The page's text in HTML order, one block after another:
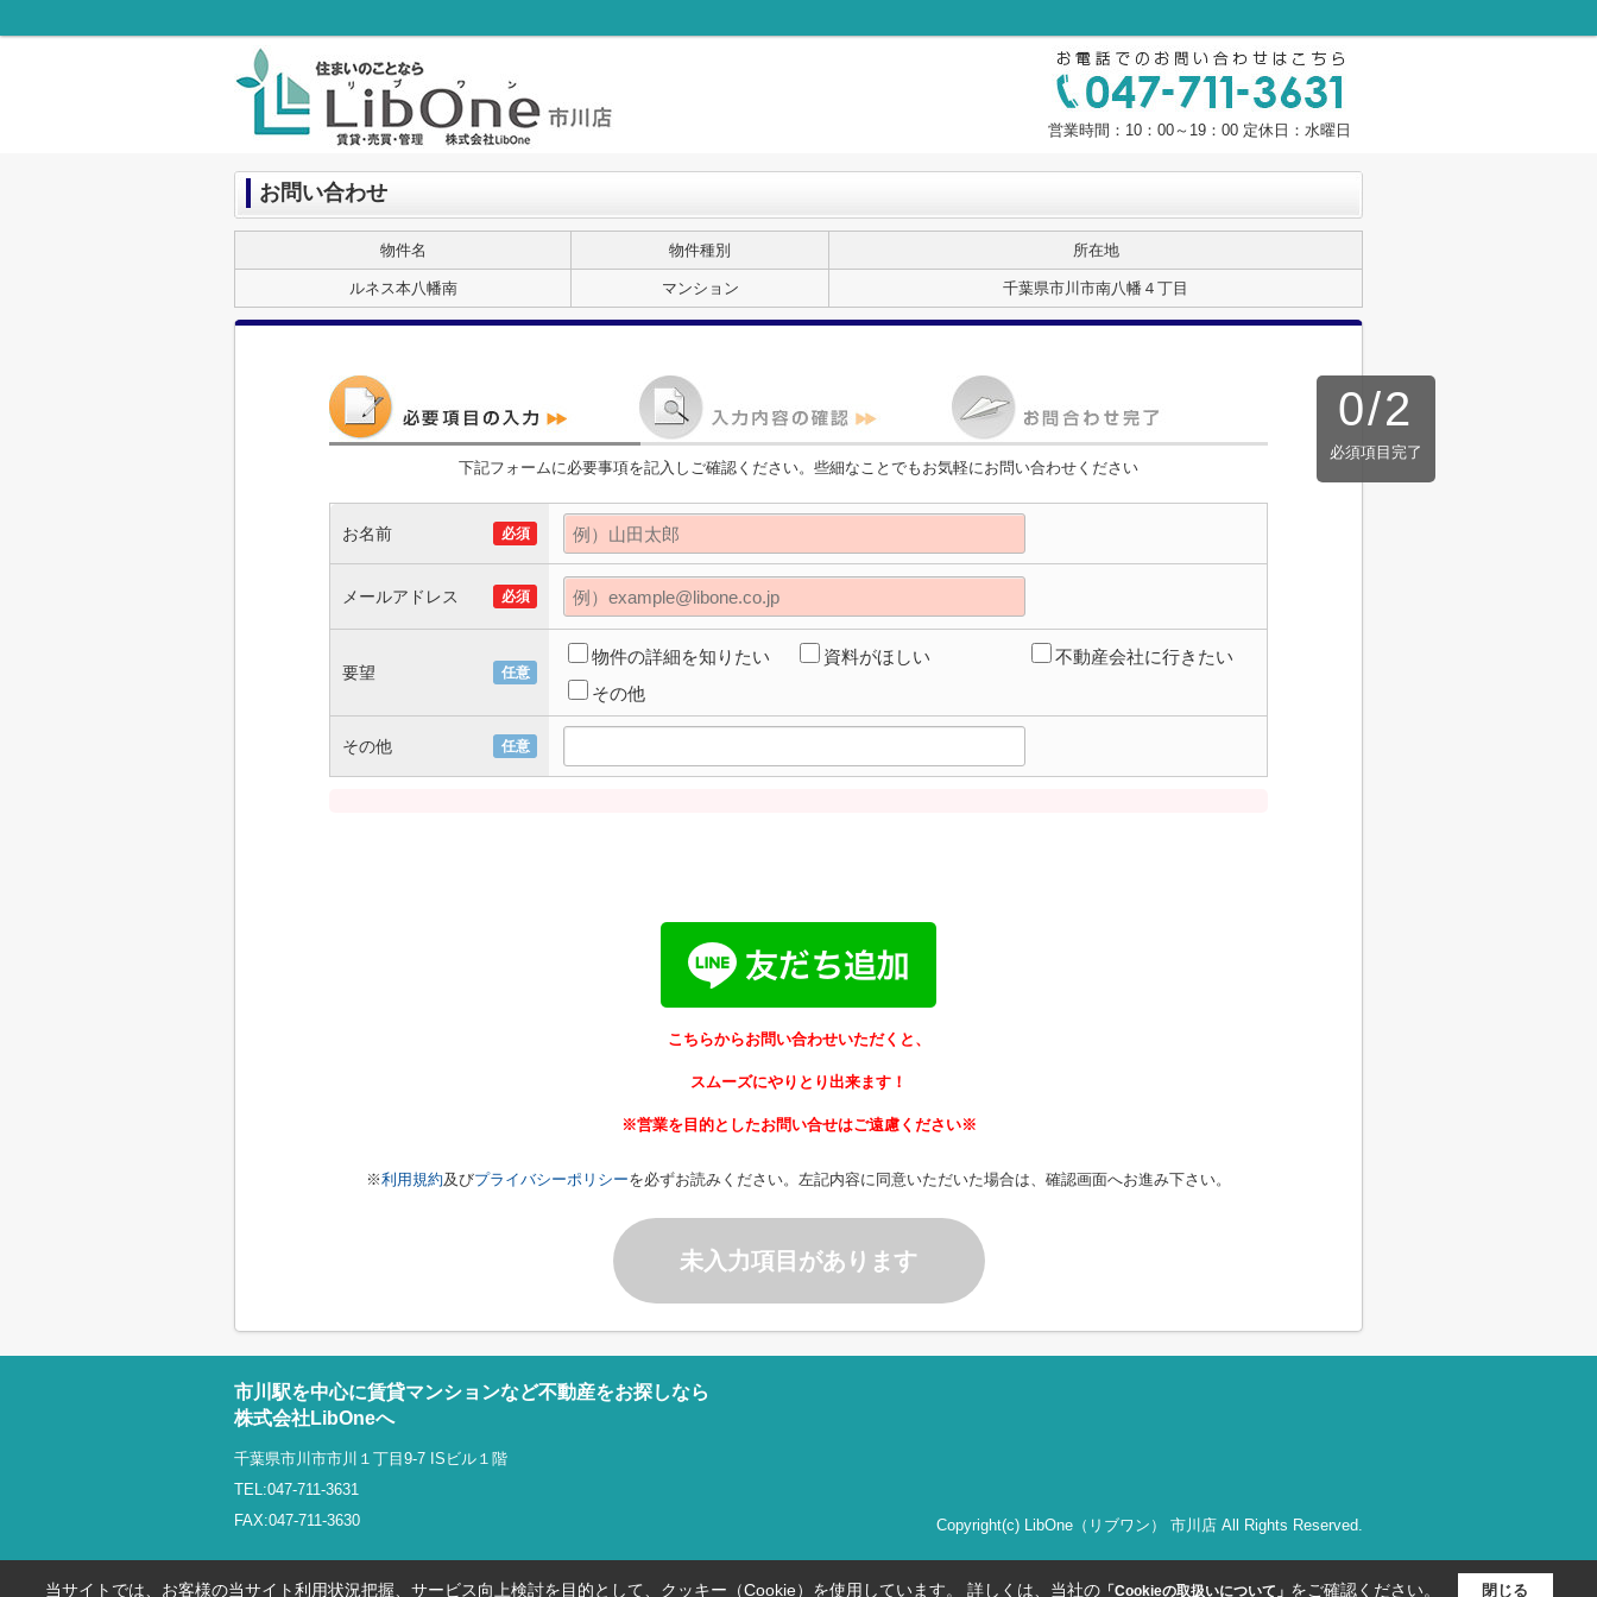
営業時間：10：00～19：00 定休日：水曜日
お問い合わせ
物件名 物件種別 所在地
ルネス本八幡南 マンション 千葉県市川市南八幡４丁目
0/2
必須項目完了
下記フォームに必要事項を記入しご確認ください。些細なことでもお気軽にお問い合わせください
お名前 必須
メールアドレス 必須
要望 任意
物件の詳細を知りたい 資料がほしい
不動産会社に行きたい
その他
その他 任意
こちらからお問い合わせいただくと、
スムーズにやりとり出来ます！
※営業を目的としたお問い合せはご遠慮ください※
※利用規約及びプライバシーポリシーを必ずお読みください。左記内容に同意いただいた場合は、確認画面へお進み下さい。
未入力項目があります
市川駅を中心に賃貸マンションなど不動産をお探しなら
株式会社LibOneへ
千葉県市川市市川１丁目9-7 ISビル１階
TEL:047-711-3631
FAX:047-711-3630
Copyright(c) LibOne（リブワン） 市川店 All Rights Reserved.
当サイトでは、お客様の当サイト利用状況把握、サービス向上検討を目的として、クッキー（Cookie）を使用しています。 詳しくは、当社の「Cookieの取扱いについて」 をご確認ください。 閉じる